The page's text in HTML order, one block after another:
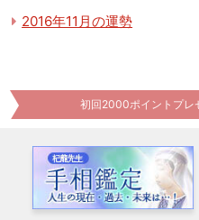
2016年11月の運勢
初回2000ポイントプレ